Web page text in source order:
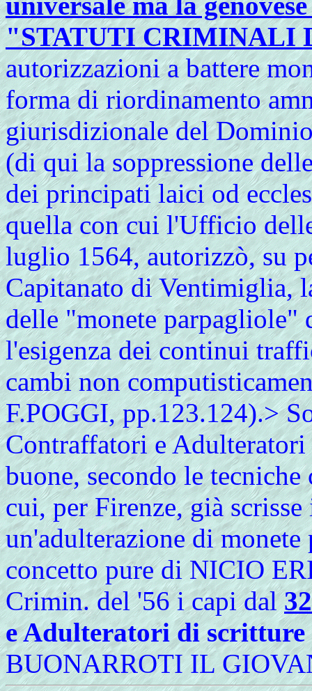
"STATUTI CRIMINALI
autorizzazioni a battere
forma di riordinamento
giurisdizionale del
(di qui la soppressione
dei principati laici od
quella con cui l'Ufficio
luglio 1564, autorizzò, su
Capitanato di Ventimiglia,
delle "monete parpagliole"
l'esigenza dei continui
cambi non
F.POGGI, pp.123.124).>
Contraffatori e
buone, secondo le
cui, per Firenze, già
un'adulterazione di
concetto pure di NICIO
Crimin. del '56 i capi dal32
e Adulteratori di scritture
BUONARROTI IL